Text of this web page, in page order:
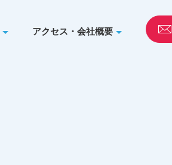
アクセス・会社概要